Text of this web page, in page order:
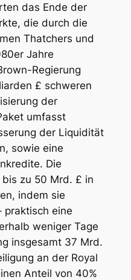
das Ende der
die durch die
Thatchers und
Jahre
Regierung
£ schweren
der
umfasst
der Liquidität
sowie eine
Die
zu 50 Mrd. £ in
indem sie
praktisch eine
weniger Tage
insgesamt 37 Mrd.
an der Royal
Anteil von 40%